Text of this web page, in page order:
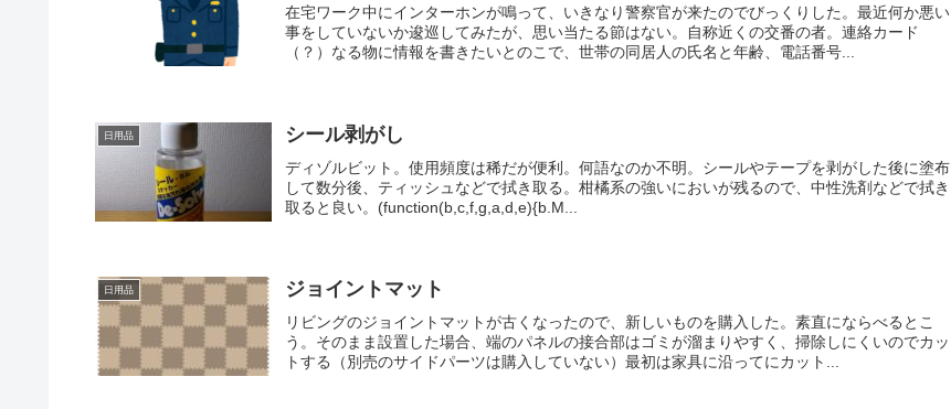
在宅ワーク中にインターホンが鳴って、いきなり警察官が来たのでびっくりした。最近何か悪い
事をしていないか逡巡してみたが、思い当たる節はない。自称近くの交番の者。連絡カード
（？）なる物に情報を書きたいとのこで、世帯の同居人の氏名と年齢、電話番号...
日用品 シール剥がし
ディゾルビット。使用頻度は稀だが便利。何語なのか不明。シールやテープを剥がした後に塗布
して数分後、ティッシュなどで拭き取る。柑橘系の強いにおいが残るので、中性洗剤などで拭き
取ると良い。(function(b,c,f,g,a,d,e){b.M...
日用品 ジョイントマット
リビングのジョイントマットが古くなったので、新しいものを購入した。素直にならべるとこ
う。そのまま設置した場合、端のパネルの接合部はゴミが溜まりやすく、掃除しにくいのでカッ
トする（別売のサイドパーツは購入していない）最初は家具に沿ってにカット...